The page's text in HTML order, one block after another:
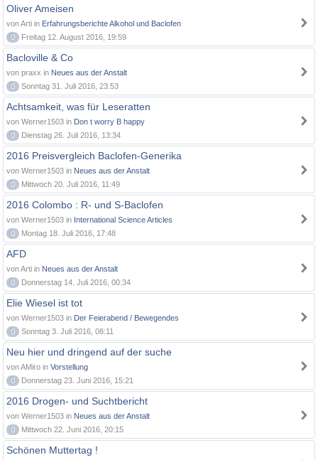
Oliver Ameisen
von Arti in Erfahrungsberichte Alkohol und Baclofen
0
Freitag 12. August 2016, 19:59
Bacloville & Co
von praxx in Neues aus der Anstalt
0
Sonntag 31. Juli 2016, 23:53
Achtsamkeit, was für Leseratten
von Werner1503 in Don t worry B happy
0
Dienstag 26. Juli 2016, 13:34
2016 Preisvergleich Baclofen-Generika
von Werner1503 in Neues aus der Anstalt
0
Mittwoch 20. Juli 2016, 11:49
2016 Colombo : R- und S-Baclofen
von Werner1503 in International Science Articles
0
Montag 18. Juli 2016, 17:48
AFD
von Arti in Neues aus der Anstalt
0
Donnerstag 14. Juli 2016, 00:34
Elie Wiesel ist tot
von Werner1503 in Der Feierabend / Bewegendes
0
Sonntag 3. Juli 2016, 08:11
Neu hier und dringend auf der suche
von AMiro in Vorstellung
0
Donnerstag 23. Juni 2016, 15:21
2016 Drogen- und Suchtbericht
von Werner1503 in Neues aus der Anstalt
0
Mittwoch 22. Juni 2016, 20:15
Schönen Muttertag !